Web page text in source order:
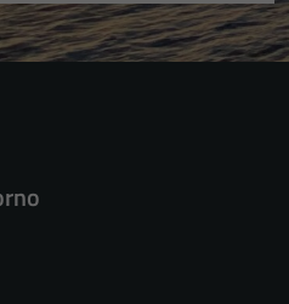
funzionamento
del sito e non